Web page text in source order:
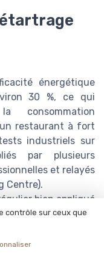
énergétique
30 %, ce qui
consommation
restaurant à fort
industriels sur
par plusieurs
et relayés
Centre).
bien appliqué
d’une machine à
en retardant le
le retour
(estimation issue
contrôle sur ceux que